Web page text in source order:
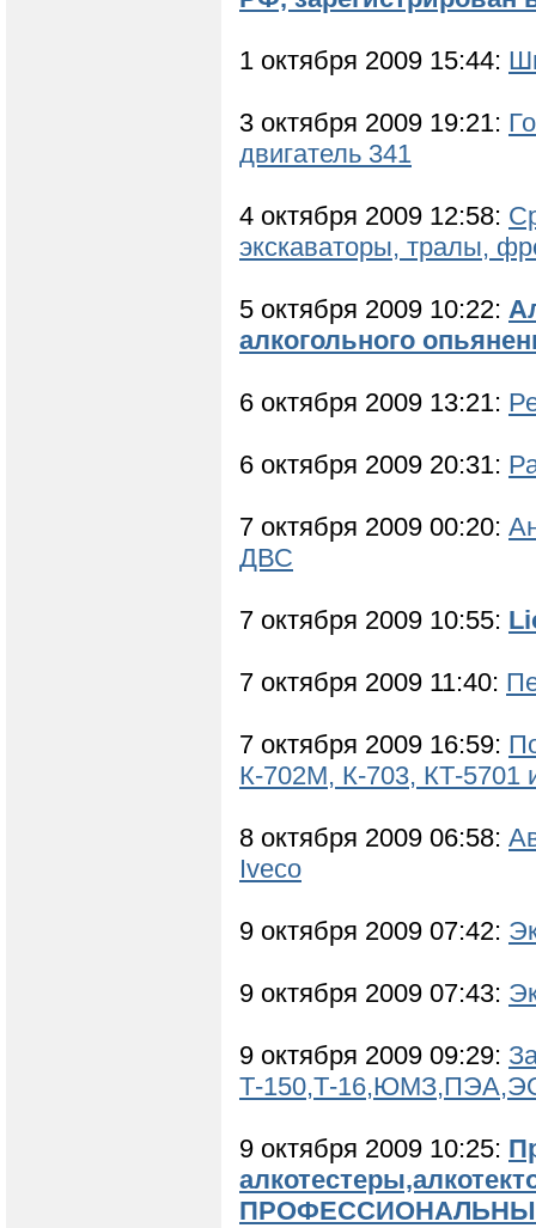
1 октября 2009 15:44:
3 октября 2009 19:21:
двигатель 341
4 октября 2009 12:58:
экскаваторы, тралы,
5 октября 2009 10:22:
алкогольного
6 октября 2009 13:21:
6 октября 2009 20:31:
7 октября 2009 00:20:
ДВС
7 октября 2009 10:55:
7 октября 2009 11:40:
7 октября 2009 16:59:
К-702М, К-703, КТ-5701
8 октября 2009 06:58:
Iveco
9 октября 2009 07:42:
9 октября 2009 07:43:
9 октября 2009 09:29:
Т-150,Т-
9 октября 2009 10:25: